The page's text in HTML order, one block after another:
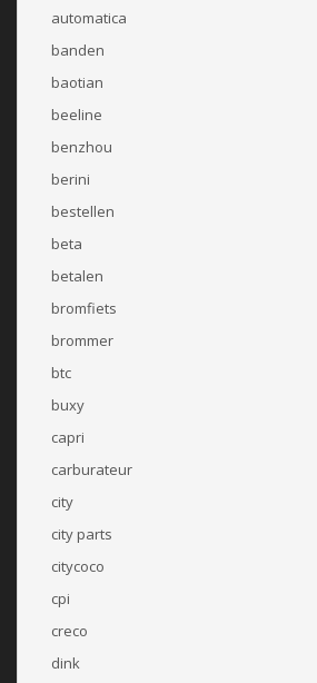
automatica
banden
baotian
beeline
benzhou
berini
bestellen
beta
betalen
bromfiets
brommer
btc
buxy
capri
carburateur
city
city parts
citycoco
cpi
creco
dink